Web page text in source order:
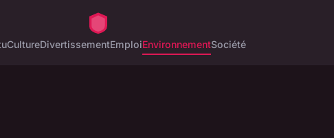
CultureDivertissementEmploiEnvironnementSociété